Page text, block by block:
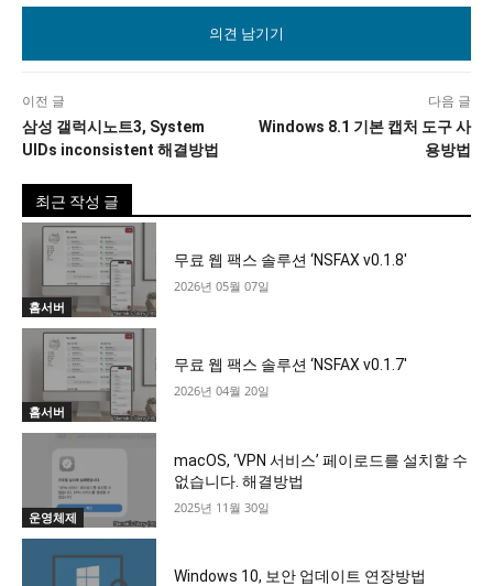
이전 글
삼성 갤럭시노트3, System
UIDs inconsistent 해결방법
다음 글
Windows 8.1 기본 캡처 도구 사
용방법
최근 작성 글
홈서버
무료 웹 팩스 솔루션 ‘NSFAX v0.1.8′
2026년 05월 07일
홈서버
무료 웹 팩스 솔루션 ‘NSFAX v0.1.7′
2026년 04월 20일
운영체제
macOS, ‘VPN 서비스’ 페이로드를 설치할 수
없습니다. 해결방법
2025년 11월 30일
Windows 10, 보안 업데이트 연장방법